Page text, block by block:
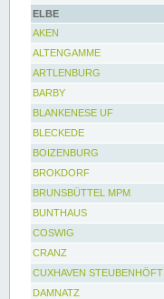
ELBE
AKEN
ALTENGAMME
ARTLENBURG
BARBY
BLANKENESE UF
BLECKEDE
BOIZENBURG
BROKDORF
BRUNSBÜTTEL MPM
BUNTHAUS
COSWIG
CRANZ
CUXHAVEN STEUBENHÖFT
DAMNATZ